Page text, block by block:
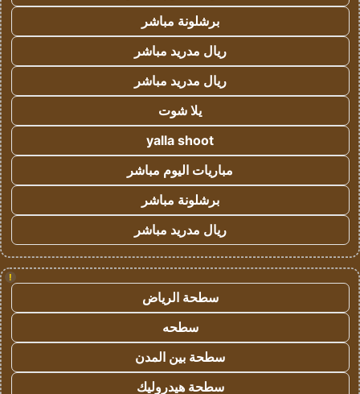
برشلونة مباشر
ريال مدريد مباشر
ريال مدريد مباشر
يلا شوت
yalla shoot
مباريات اليوم مباشر
برشلونة مباشر
ريال مدريد مباشر
!
سطحة الرياض
سطحه
سطحة بين المدن
سطحة هيدروليك